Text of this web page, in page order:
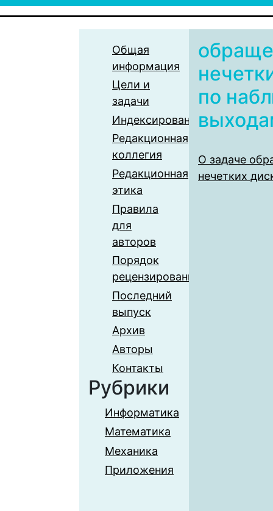
Общая
информация
Цели и
задачи
Индексирование
Редакционная
коллегия
Редакционная
этика
Правила
для
авторов
Порядок
рецензирования
Последний
выпуск
Архив
Авторы
Контакты
Рубрики
Информатика
Математика
Механика
Приложения
по
О задаче
нечетких